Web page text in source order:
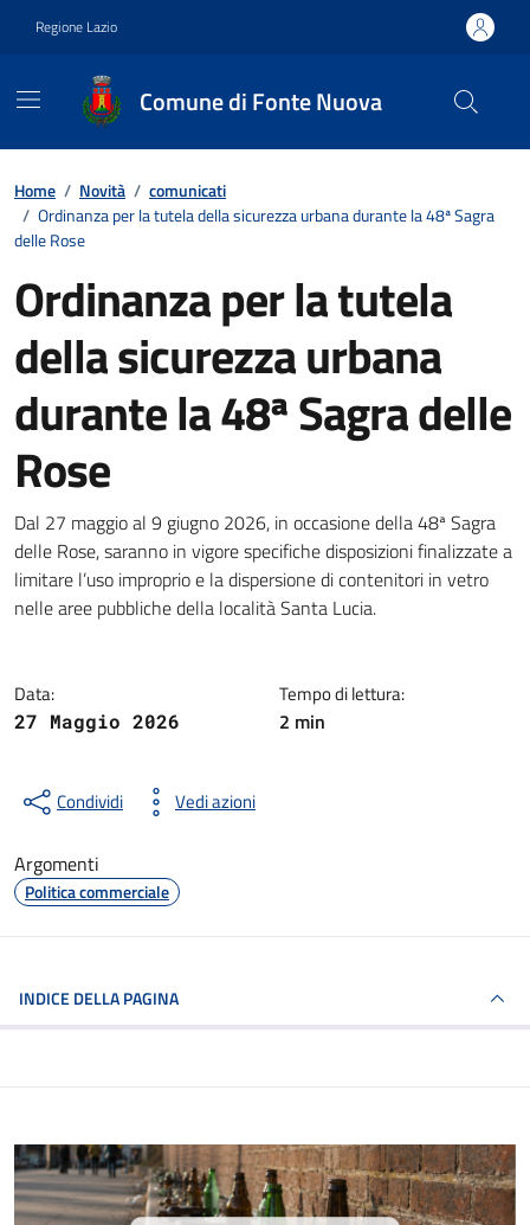
Regione Lazio
Comune di Fonte Nuova
Contenuti in evidenza
Home / Novità / comunicati
/ Ordinanza per la tutela della sicurezza urbana durante la 48ª Sagra
delle Rose
Ordinanza per la tutela
della sicurezza urbana
durante la 48ª Sagra delle
Rose
Dettagli della notizia
Dal 27 maggio al 9 giugno 2026, in occasione della 48ª Sagra
delle Rose, saranno in vigore specifiche disposizioni finalizzate a
limitare l’uso improprio e la dispersione di contenitori in vetro
nelle aree pubbliche della località Santa Lucia.
Data:
27 Maggio 2026
Tempo di lettura:
2 min
Condividi Vedi azioni
Argomenti
Politica commerciale
INDICE DELLA PAGINA